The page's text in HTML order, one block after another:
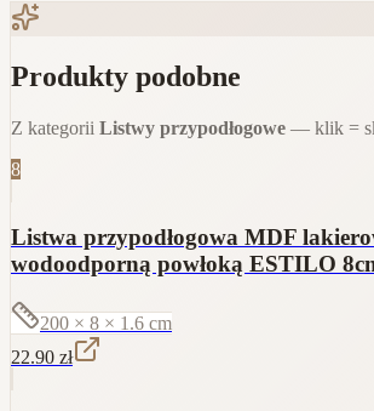
Produkty podobne
Z kategorii Listwy przypodłogowe — klik =
8
Listwa przypodłogowa MDF
wodoodporną powłoką ESTILO
200 × 8 × 1.6 cm
22.90 zł